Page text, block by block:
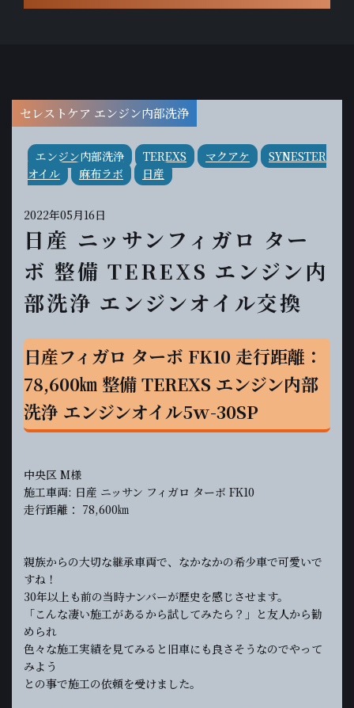
セレストケア エンジン内部洗浄
エンジン内部洗浄 TEREXS マクアケ
SYNESTER
オイル
麻布ラボ 日産
2022年05月16日
日産 ニッサンフィガロ ター
ボ 整備 TEREXS エンジン内
部洗浄 エンジンオイル交換
日産フィガロ ターボ FK10 走行距離：
78,600㎞ 整備 TEREXS エンジン内部
洗浄 エンジンオイル5ｗ-30SP
中央区 M様
施工車両: 日産 ニッサン フィガロ ターボ FK10
走行距離： 78,600㎞
親族からの大切な継承車両で、なかなかの希少車で可愛いで
すね！
30年以上も前の当時ナンバーが歴史を感じさせます。
「こんな凄い施工があるから試してみたら？」と友人から勧
められ
色々な施工実績を見てみると旧車にも良さそうなのでやって
みよう
との事で施工の依頼を受けました。